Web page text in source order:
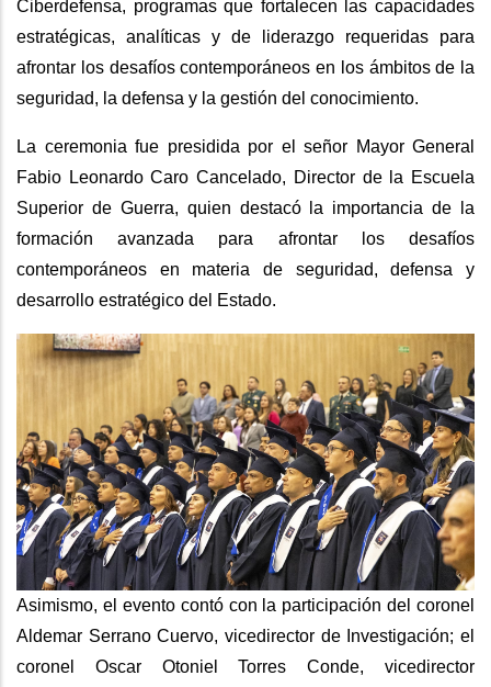
Ciberdefensa, programas que fortalecen las capacidades
estratégicas, analíticas y de liderazgo requeridas para
afrontar los desafíos contemporáneos en los ámbitos de la
seguridad, la defensa y la gestión del conocimiento.
La ceremonia fue presidida por el señor Mayor General
Fabio Leonardo Caro Cancelado, Director de la Escuela
Superior de Guerra, quien destacó la importancia de la
formación avanzada para afrontar los desafíos
contemporáneos en materia de seguridad, defensa y
desarrollo estratégico del Estado.
Asimismo, el evento contó con la participación del coronel
Aldemar Serrano Cuervo, vicedirector de Investigación; el
coronel Oscar Otoniel Torres Conde, vicedirector